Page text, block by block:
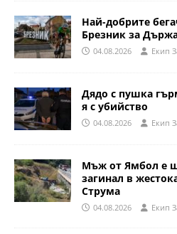
Най-добрите
Брезник за
04.08.2026 Eкип
Дядо с пушка
я с убийство
04.08.2026 Eкип
Мъж от Ямбол е
загинал в
Струма
04.08.2026 Eкип